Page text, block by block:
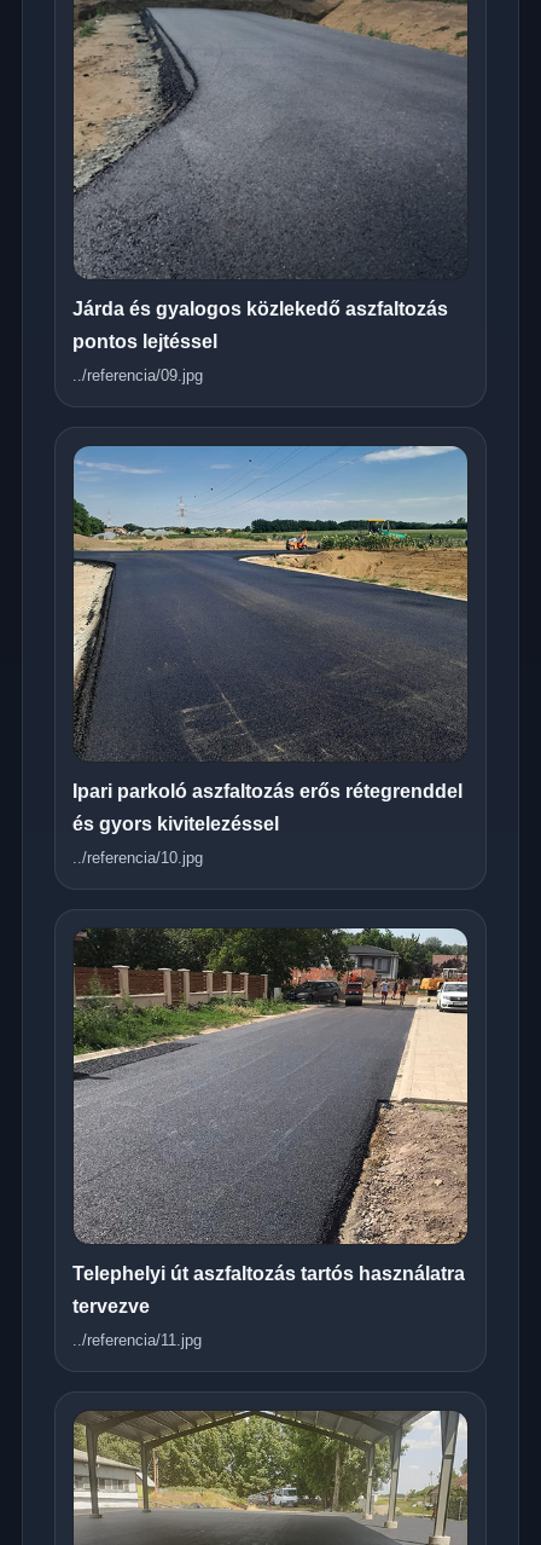
Járda és gyalogos közlekedő aszfaltozás
pontos lejtéssel
../referencia/09.jpg
Ipari parkoló aszfaltozás erős rétegrenddel
és gyors kivitelezéssel
../referencia/10.jpg
Telephelyi út aszfaltozás tartós használatra
tervezve
../referencia/11.jpg